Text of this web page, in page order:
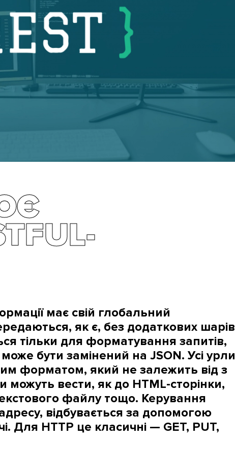
має свій глобальний
як є, без додаткових шарів
тільки для форматування запитів,
бути замінений на JSON. Усі урли
форматом, який не залежить від з
вести, як до HTML-сторінки,
файлу тощо. Керування
відбувається за допомогою
Для HTTP це класичні — GET, PUT,